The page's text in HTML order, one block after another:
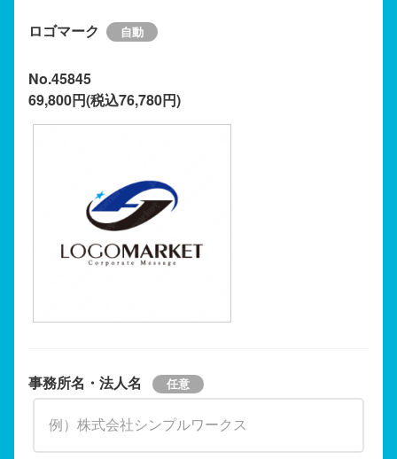
ロゴマーク
No.45845
69,800円(税込76,780円)
事務所名・法人名